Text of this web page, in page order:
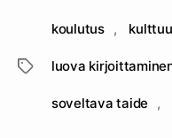
Avainsanat
koulutus ,
luova
soveltava taide ,